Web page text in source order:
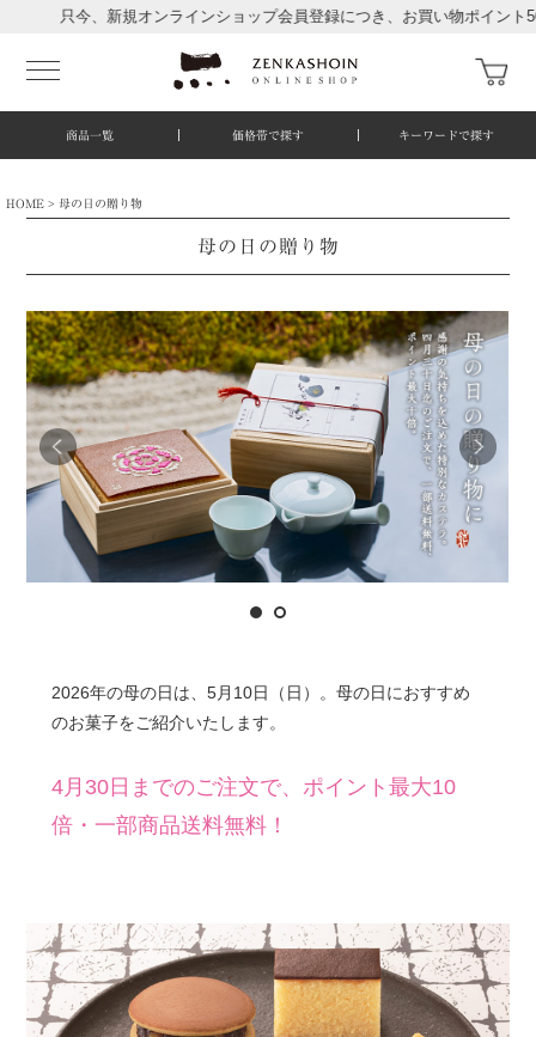
只今、新規オンラインショップ会員登録につき、お買い物ポイント500
商品一覧 価格帯で探す キーワードで探す
HOME 母の日の贈り物
母の日の贈り物
2026年の母の日は、5月10日（日）。母の日におすすめ
のお菓子をご紹介いたします。
4月30日までのご注文で、ポイント最大10
倍・一部商品送料無料！